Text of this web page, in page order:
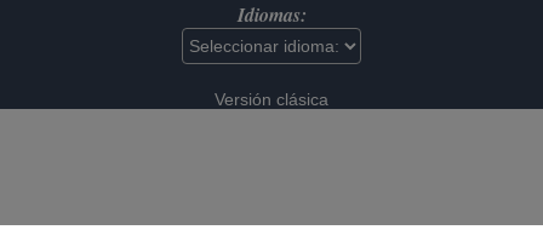
Idiomas:
Versión clásica